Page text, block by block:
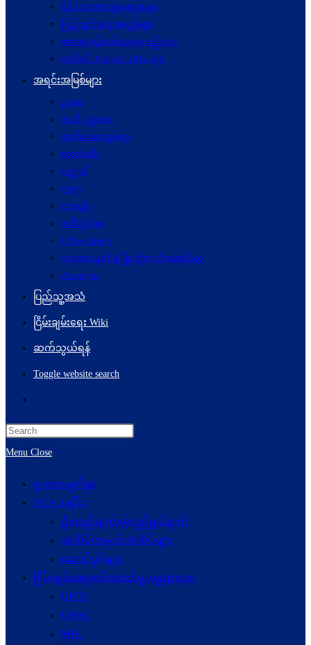
နိုင်ငံတကာအဖွဲ့အစည်းများ
ပြည်တွင်းအဖွဲ့အစည်းများ
စေတနာ့ဝန်ထမ်းအဖွဲ့အစည်းများ
ဆက်စပ် Website URLs များ
အရင်းအမြစ်များ
ဥပဒေ
အသိပညာပေး
ဆက်စပ်စာအုပ်များ
ဆောင်းပါး
ဝတ္ထုတို
ကဗျာ
ကာတွန်း
အစီရင်ခံစာ
E-Newsletters
သုတေသနနှင့်ဖွံ့ဖြိုးတိုးတက်ရေးဆိုင်ရာ
Acronyms
ပြည်သူ့အသံ
ငြိမ်းချမ်းရေး Wiki
ဆက်သွယ်ရန်
Toggle website search
Menu Close
မူလစာမျက်နှာ
NCA သမိုင်း
ဦးတည်ချက်နှင့်ရည်ရွယ်ချက်
အထိမ်းအမှတ်တံဆိပ်များ
ဆောင်ပုဒ်များ
ငြိမ်းချမ်းရေးဖော်‌ဆောင်မှုယန္တရားများ
UPCC
UPWC
MPC